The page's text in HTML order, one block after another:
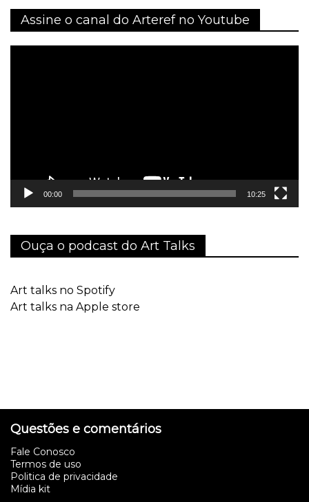
Assine o canal do Arteref no Youtube
00:00 10:25
Ouça o podcast do Art Talks
Art talks no Spotify
Art talks na Apple store
Questões e comentários
Fale Conosco
Termos de uso
Politica de privacidade
Mídia kit